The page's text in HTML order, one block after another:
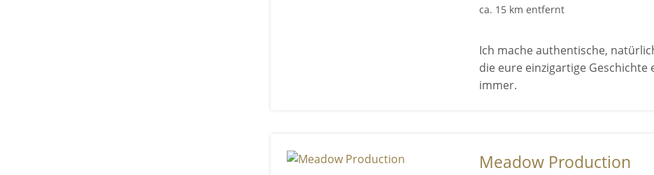
ca. 15 km entfernt
Ich mache authentische,
die eure einzigartige
immer.
Meadow Production